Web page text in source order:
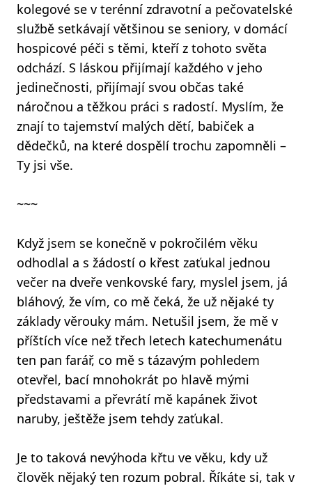
kolegové se v terénní zdravotní a pečovatelské
službě setkávají většinou se seniory, v domácí
hospicové péči s těmi, kteří z tohoto světa
odchází. S láskou přijímají každého v jeho
jedinečnosti, přijímají svou občas také
náročnou a těžkou práci s radostí. Myslím, že
znají to tajemství malých dětí, babiček a
dědečků, na které dospělí trochu zapomněli –
Ty jsi vše.
~~~
Když jsem se konečně v pokročilém věku
odhodlal a s žádostí o křest zaťukal jednou
večer na dveře venkovské fary, myslel jsem, já
bláhový, že vím, co mě čeká, že už nějaké ty
základy věrouky mám. Netušil jsem, že mě v
příštích více než třech letech katechumenátu
ten pan farář, co mě s tázavým pohledem
otevřel, bací mnohokrát po hlavě mými
představami a převrátí mě kapánek život
naruby, ještěže jsem tehdy zaťukal.
Je to taková nevýhoda křtu ve věku, kdy už
člověk nějaký ten rozum pobral. Říkáte si, tak v